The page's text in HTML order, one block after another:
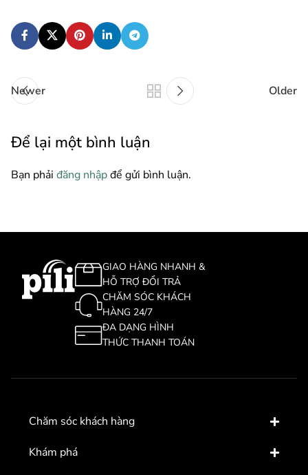
Newer Older
Để lại một bình luận
Bạn phải đăng nhậpđể gửi bình luận.
GIAO HÀNG NHANH &
HỖ TRỢ ĐỔI TRẢ
CHĂM SÓC KHÁCH
HÀNG 24/7
ĐA DẠNG HÌNH
THỨC THANH TOÁN
Chăm sóc khách hàng
Khám phá